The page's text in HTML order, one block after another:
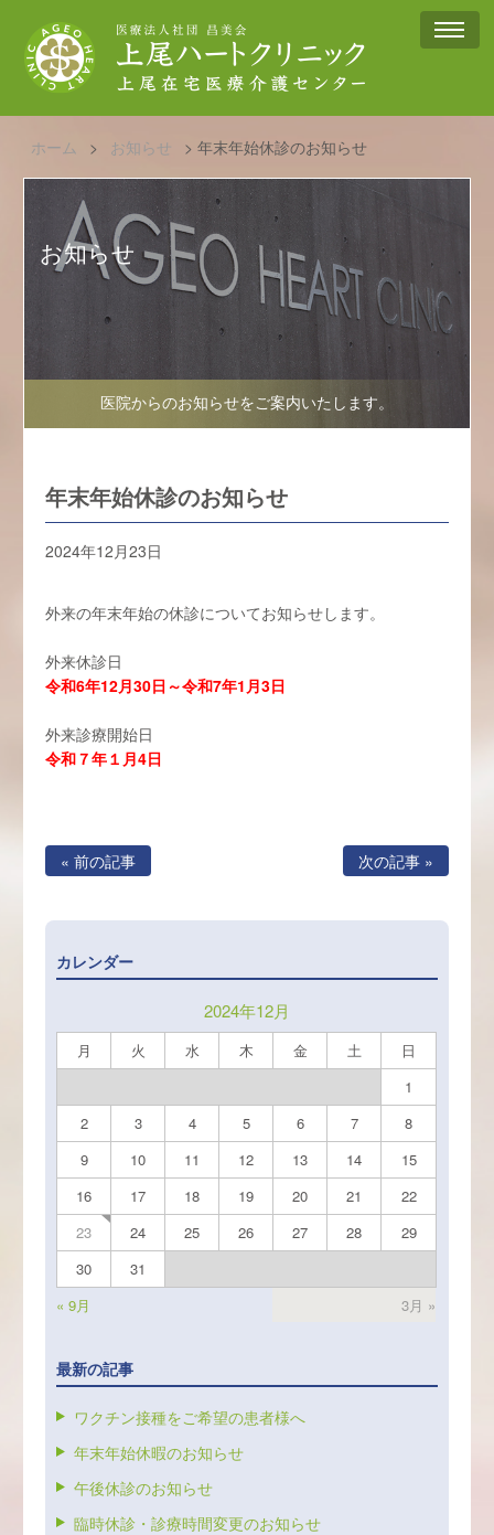
ホーム > お知らせ > 年末年始休診のお知らせ
お知らせ
医院からのお知らせをご案内いたします。
年末年始休診のお知らせ
2024年12月23日
外来の年末年始の休診についてお知らせします。
外来休診日
令和6年12月30日～令和7年1月3日
外来診療開始日
令和７年１月4日
« 前の記事 次の記事 »
カレンダー
2024年12月
月 火 水 木 金 土 日
« 9月 3月 »
1
2
3 4 5 6 7
8
9
10 11 12 13 14
15
16
17 18 19 20 21
22
23
24 25 26 27 28
29
30
31
最新の記事
ワクチン接種をご希望の患者様へ
年末年始休暇のお知らせ
午後休診のお知らせ
臨時休診・診療時間変更のお知らせ